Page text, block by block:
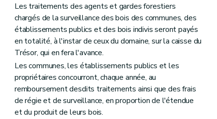
Les traitements des agents et gardes forestiers
chargés de la surveillance des bois des communes, des
établissements publics et des bois indivis seront payés
en totalité, à l'instar de ceux du domaine, sur la caisse du
Trésor, qui en fera l'avance.
Les communes, les établissements publics et les
propriétaires concourront, chaque année, au
remboursement desdits traitements ainsi que des frais
de régie et de surveillance, en proportion de l'étendue
et du produit de leurs bois.